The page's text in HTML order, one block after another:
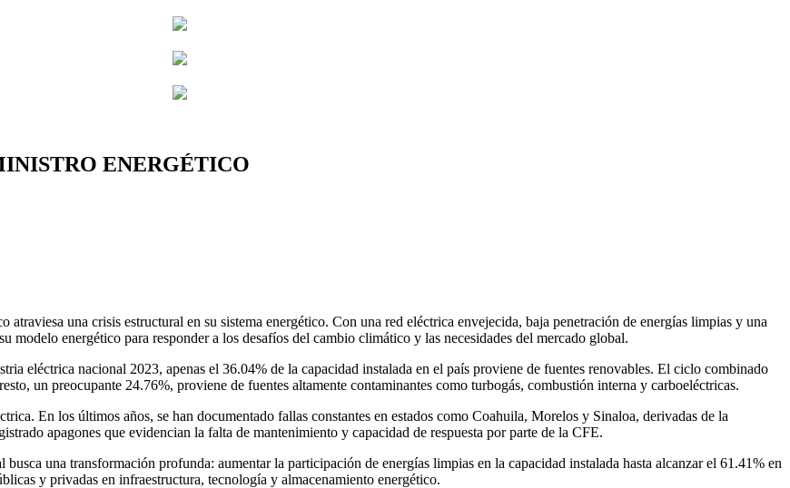
ENERGÉTICO
una crisis estructural en su sistema energético. Con una red eléctrica envejecida, baja penetración de energías limpias y una
modelo energético para responder a los desafíos del cambio climático y las necesidades del mercado global.
eléctrica nacional 2023, apenas el 36.04% de la capacidad instalada en el país proviene de fuentes renovables. El ciclo combinado
un preocupante 24.76%, proviene de fuentes altamente contaminantes como turbogás, combustión interna y carboeléctricas.
En los últimos años, se han documentado fallas constantes en estados como Coahuila, Morelos y Sinaloa, derivadas de la
apagones que evidencian la falta de mantenimiento y capacidad de respuesta por parte de la CFE.
una transformación profunda: aumentar la participación de energías limpias en la capacidad instalada hasta alcanzar el 61.41% en
y privadas en infraestructura, tecnología y almacenamiento energético.